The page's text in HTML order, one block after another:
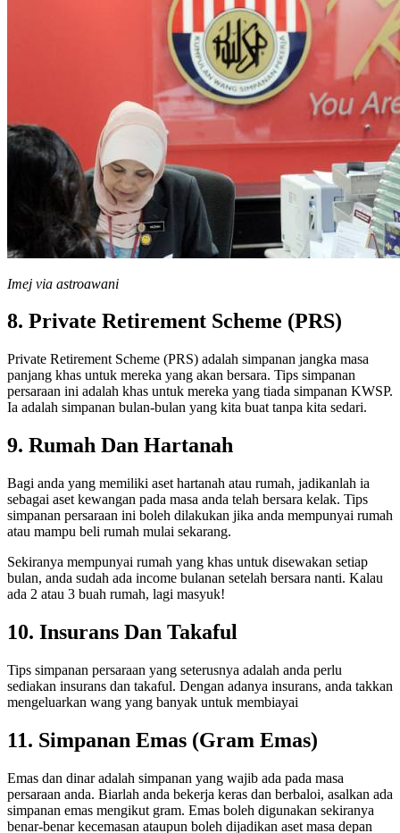
Imej via astroawani
8. Private Retirement Scheme (PRS)
Private Retirement Scheme (PRS) adalah simpanan jangka masa
panjang khas untuk mereka yang akan bersara. Tips simpanan
persaraan ini adalah khas untuk mereka yang tiada simpanan KWSP.
Ia adalah simpanan bulan-bulan yang kita buat tanpa kita sedari.
9. Rumah Dan Hartanah
Bagi anda yang memiliki aset hartanah atau rumah, jadikanlah ia
sebagai aset kewangan pada masa anda telah bersara kelak. Tips
simpanan persaraan ini boleh dilakukan jika anda mempunyai rumah
atau mampu beli rumah mulai sekarang.
Sekiranya mempunyai rumah yang khas untuk disewakan setiap
bulan, anda sudah ada income bulanan setelah bersara nanti. Kalau
ada 2 atau 3 buah rumah, lagi masyuk!
10. Insurans Dan Takaful
Tips simpanan persaraan yang seterusnya adalah anda perlu
sediakan insurans dan takaful. Dengan adanya insurans, anda takkan
mengeluarkan wang yang banyak untuk membiayai
11. Simpanan Emas (Gram Emas)
Emas dan dinar adalah simpanan yang wajib ada pada masa
persaraan anda. Biarlah anda bekerja keras dan berbaloi, asalkan ada
simpanan emas mengikut gram. Emas boleh digunakan sekiranya
benar-benar kecemasan ataupun boleh dijadikan aset masa depan